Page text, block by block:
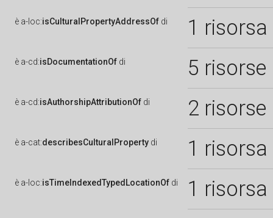
è a-loc:isCulturalPropertyAddressOf di 1 risorsa
è a-cd:isDocumentationOf di 5 risorse
è a-cd:isAuthorshipAttributionOf di 2 risorse
è a-cat:describesCulturalProperty di 1 risorsa
è a-loc:isTimeIndexedTypedLocationOf di 1 risorsa